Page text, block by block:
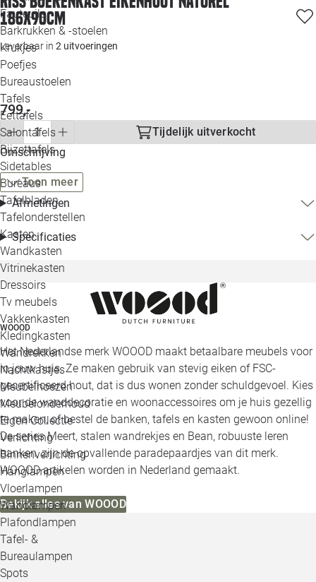
Fauteuils
Barkrukken & -stoelen
Krukjes
Poefjes
Bureaustoelen
Tafels
Eettafels
Salontafels
Bijzettafels
Sidetables
Bureaus
Tafelbladen
Tafelonderstellen
Kasten
Wandkasten
Vitrinekasten
Dressoirs
Tv meubels
Vakkenkasten
Kledingkasten
Wandrekken
Nachtkastjes
Meubelhoezen
Meubelonderhoud
Eigen Collectie
Verlichting
Binnenverlichting
Hanglampen
Vloerlampen
Wandlampen
Plafondlampen
Tafel- &
Bureaulampen
Spots
Alle
186x90cm
Leverbaar in 2 uitvoeringen
799,-
Tijdelijk uitverkocht
Omschrijving
Toon meer
Afmetingen
Specificaties
WOOOD
Het Nederlandse merk WOOOD maakt betaalbare meubels voor
in jouw huis. Ze maken gebruik van stevig eiken of FSC-
gecertificeerd hout, dat is dus wonen zonder schuldgevoel. Kies
voor de wanddecoratie en woonaccessoires om je huis gezellig
te maken, of bestel de banken, tafels en kasten gewoon online!
De series Meert, stalen wandrekjes en Bean, robuuste leren
banken, zijn de opvallende paradepaardjes van dit merk.
WOOOD artikelen worden in Nederland gemaakt.
Bekijk alles van WOOOD